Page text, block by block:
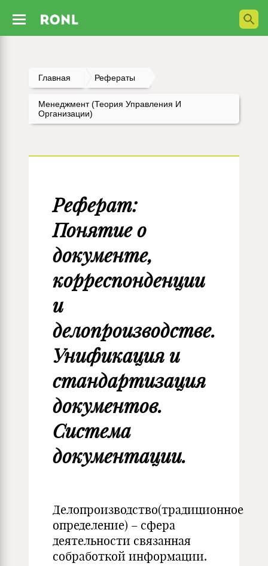
Главная Рефераты
Менеджмент (Теория Управления И
Организации)
Реферат:
Понятие о
документе,
корреспонденции
и
делопроизводстве.
Унификация и
стандартизация
документов.
Система
документации.
Делопроизводство(традиционное
определение) – сфера
деятельности связанная
собработкой информации.